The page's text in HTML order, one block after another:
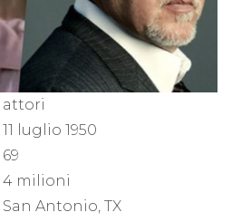
attori
11 luglio 1950
69
4 milioni
San Antonio, TX